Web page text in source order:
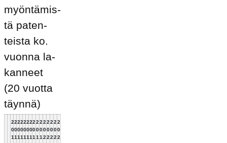
myön­tä­mis­
tä pa­ten­
teis­ta ko.
vuon­na la­
kan­neet
(20 vuot­ta
täyn­nä)
2
0
1
2
0
1
2
0
1
2
0
1
2
0
1
2
0
1
2
0
1
2
0
1
2
0
1
2
0
1
2
0
2
2
0
2
2
0
2
2
0
2
2
0
2